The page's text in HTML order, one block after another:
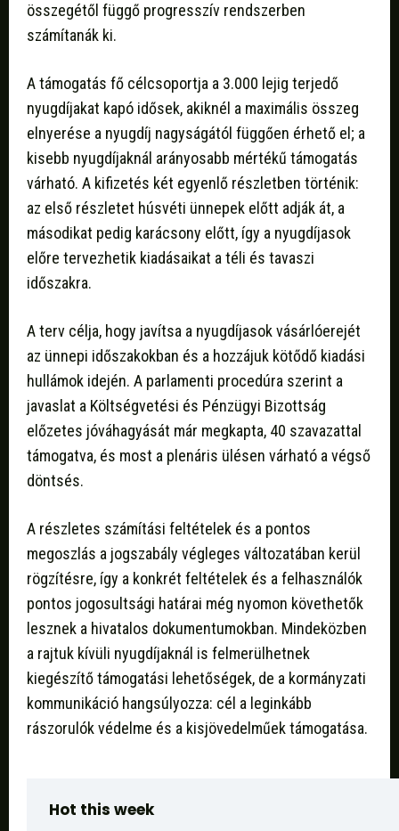
összegétől függő progresszív rendszerben
számítanák ki.
A támogatás fő célcsoportja a 3.000 lejig terjedő
nyugdíjakat kapó idősek, akiknél a maximális összeg
elnyerése a nyugdíj nagyságától függően érhető el; a
kisebb nyugdíjaknál arányosabb mértékű támogatás
várható. A kifizetés két egyenlő részletben történik:
az első részletet húsvéti ünnepek előtt adják át, a
másodikat pedig karácsony előtt, így a nyugdíjasok
előre tervezhetik kiadásaikat a téli és tavaszi
időszakra.
A terv célja, hogy javítsa a nyugdíjasok vásárlóerejét
az ünnepi időszakokban és a hozzájuk kötődő kiadási
hullámok idején. A parlamenti procedúra szerint a
javaslat a Költségvetési és Pénzügyi Bizottság
előzetes jóváhagyását már megkapta, 40 szavazattal
támogatva, és most a plenáris ülésen várható a végső
döntsés.
A részletes számítási feltételek és a pontos
megoszlás a jogszabály végleges változatában kerül
rögzítésre, így a konkrét feltételek és a felhasználók
pontos jogosultsági határai még nyomon követhetők
lesznek a hivatalos dokumentumokban. Mindeközben
a rajtuk kívüli nyugdíjaknál is felmerülhetnek
kiegészítő támogatási lehetőségek, de a kormányzati
kommunikáció hangsúlyozza: cél a leginkább
rászorulók védelme és a kisjövedelműek támogatása.
Hot this week